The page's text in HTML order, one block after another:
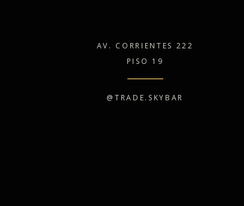
AV. CORRIENTES 222
PISO 19
@TRADE.SKYBAR